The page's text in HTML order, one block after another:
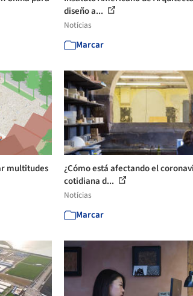
diseño a...
Notícias
Marcar
multitudes
¿Cómo está afectando el
cotidiana d...
Notícias
Marcar